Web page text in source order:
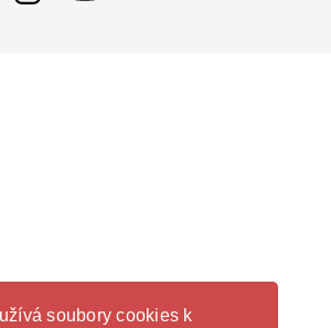
soubory cookies k